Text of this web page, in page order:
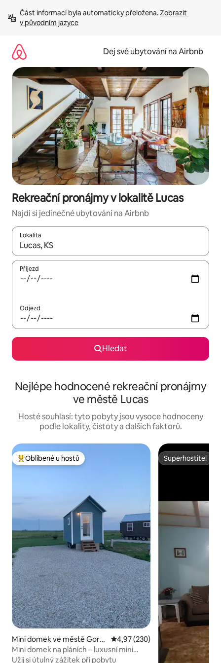
obsah
Část informací byla automaticky přeložena. Zobrazit
v původním jazyce
Dej své ubytování na Airbnb
Rekreační pronájmy v lokalitě Lucas
Najdi si jedinečné ubytování na Airbnb
Lokalita
Až budou výsledky k dispozici, můžeš si je procházet pomocí
Příjezd
Odjezd
Hledat
Nejlépe hodnocené rekreační pronájmy
ve městě Lucas
Hosté souhlasí: tyto pobyty jsou vysoce hodnoceny
podle lokality, čistoty a dalších faktorů.
Nejlepší v kategorii Oblíbené u hostů
Oblíbené u hostů
Mini domek ve městě Gorh
am
Průměrné hodnocení 4,97 z 5,
4,97 (230)
Mini domek na pláních – luxusní mini
domek
Užij si útulný zážitek při pobytu
Superhostitel
Superhostitel